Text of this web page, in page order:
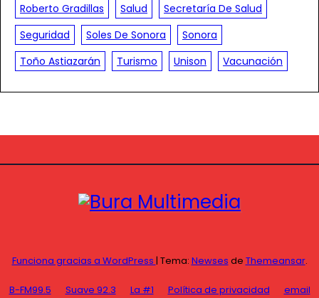
Roberto Gradillas
Salud
Secretaría De Salud
Seguridad
Soles De Sonora
Sonora
Toño Astiazarán
Turismo Unison Vacunación
Funciona gracias a WordPress | Tema: Newses de Themeansar.
B-FM99.5 Suave 92.3 La #1 Política de privacidad email